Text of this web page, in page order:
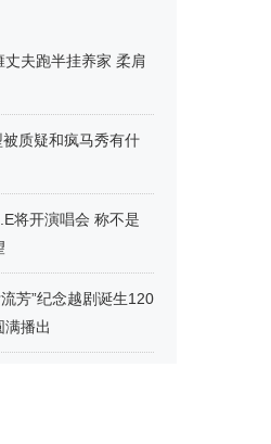
夫跑半挂养家 柔肩
质疑和疯马秀有什
将开演唱会 称不是
芳”纪念越剧诞生120
满播出